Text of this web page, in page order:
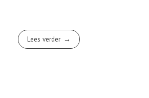
Lees verder